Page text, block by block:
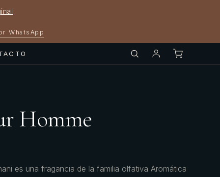
WhatsApp
Homme
es una fragancia de la familia olfativa Aromática